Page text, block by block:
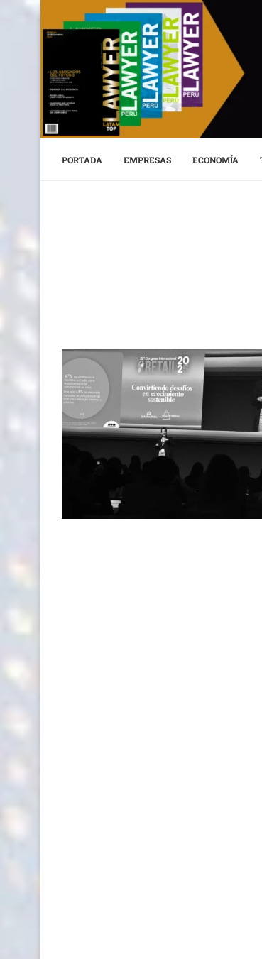
PORTADA EMPRESAS ECONOMÍA